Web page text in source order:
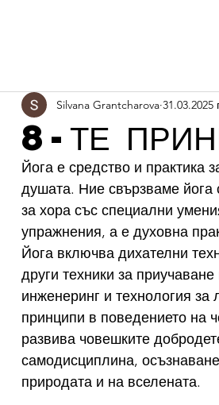
8-ТЕ
Silvana Grantcharova 31.03.2025
Йога е средство и практика
душата. Ние свързваме
за хора със специални
упражнения, а е духовна
Йога включва дихателни
други техники за
инженеринг и технология за
принципи в поведението на
развива човешките
самодисциплина,
природата и на вселената.